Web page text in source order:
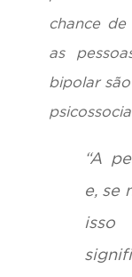
chance
as
bipolar
“A
e, se
isso